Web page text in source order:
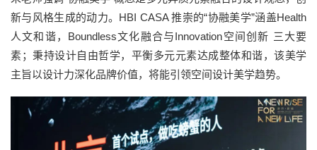
新与风格生成的动力。HBI CASA 推崇的“协融美学”涵盖Health
人文和谐，Boundless文化融合与Innovation空间创新 三大要
素；秉持设计自由哲学，平衡多元元素达成整体和谐，该美学
主旨以设计力深化品牌价值，将能引领空间设计美学趋势。